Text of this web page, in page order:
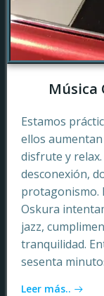
Música
Estamos
ellos
disfrute y
desconexión,
protagonismo.
Oskura
jazz,
tranquilidad.
sesenta
Leer más..